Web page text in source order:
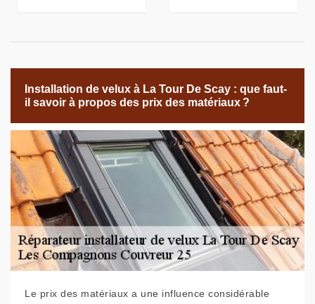
Installation de velux à La Tour De Scay : que faut-
il savoir à propos des prix des matériaux ?
Le prix des matériaux a une influence considérable